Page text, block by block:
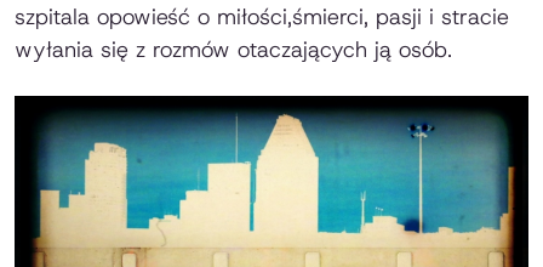
szpitala opowieść o miłości,śmierci, pasji i stracie
wyłania się z rozmów otaczających ją osób.